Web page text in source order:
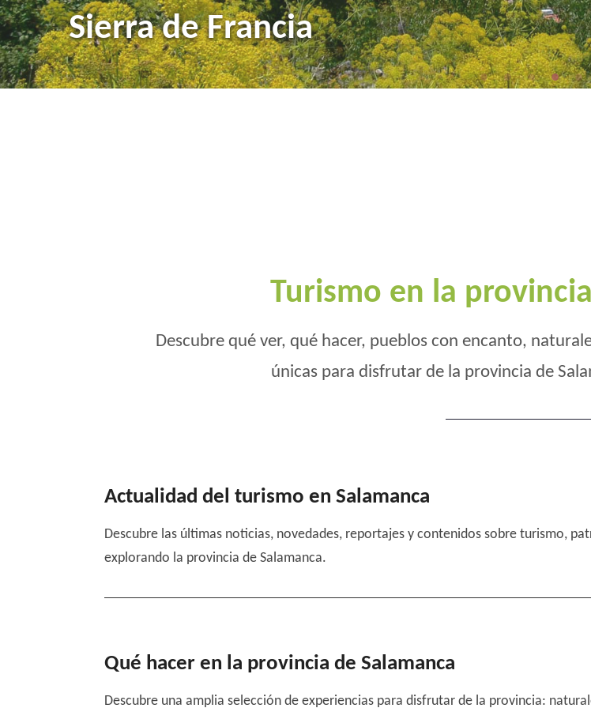
The Arribes
Ciudad Rodrigo and the Border
Bird watching
Sierra de Francia
The fighting bull and the dehesas
Turismo en la
Descubre qué ver, qué hacer, pueblos con encanto,
únicas para disfrutar de la provincia de
Actualidad del turismo en Salamanca
Descubre las últimas noticias, novedades, reportajes y contenidos sobre turismo,
explorando la provincia de Salamanca.
Qué hacer en la provincia de Salamanca
Descubre una amplia selección de experiencias para disfrutar de la provincia: